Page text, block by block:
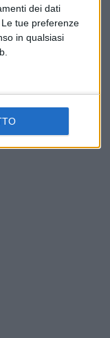
dei dati
tue preferenze
in qualsiasi